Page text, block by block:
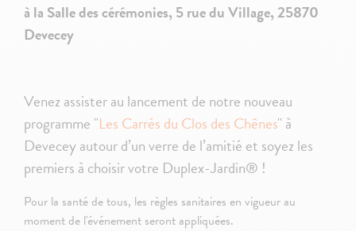
à la Salle des cérémonies, 5 rue du Village, 25870
Devecey
Venez assister au lancement de notre nouveau
programme "Les Carrés du Clos des Chênes" à
Devecey autour d’un verre de l’amitié et soyez les
premiers à choisir votre Duplex-Jardin® !
Pour la santé de tous, les règles sanitaires en vigueur au
moment de l'événement seront appliquées.